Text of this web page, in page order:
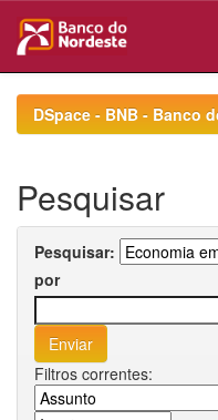
navigationDSpace - BNB - Banco
Pesquisar
Pesquisar:
por
Filtros correntes: